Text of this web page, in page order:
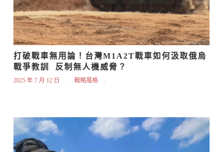
打破戰車無用論！台灣M1A2T戰車如何汲取俄烏
戰爭教訓  反制無人機威脅？
2025 年 7 月 12 日 戰略風格